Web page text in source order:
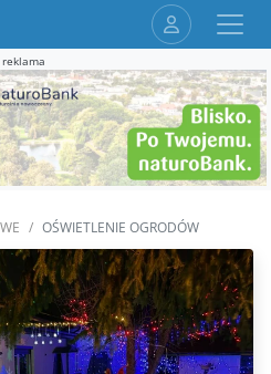
reklama
OŚWIETLENIE OGRODÓW